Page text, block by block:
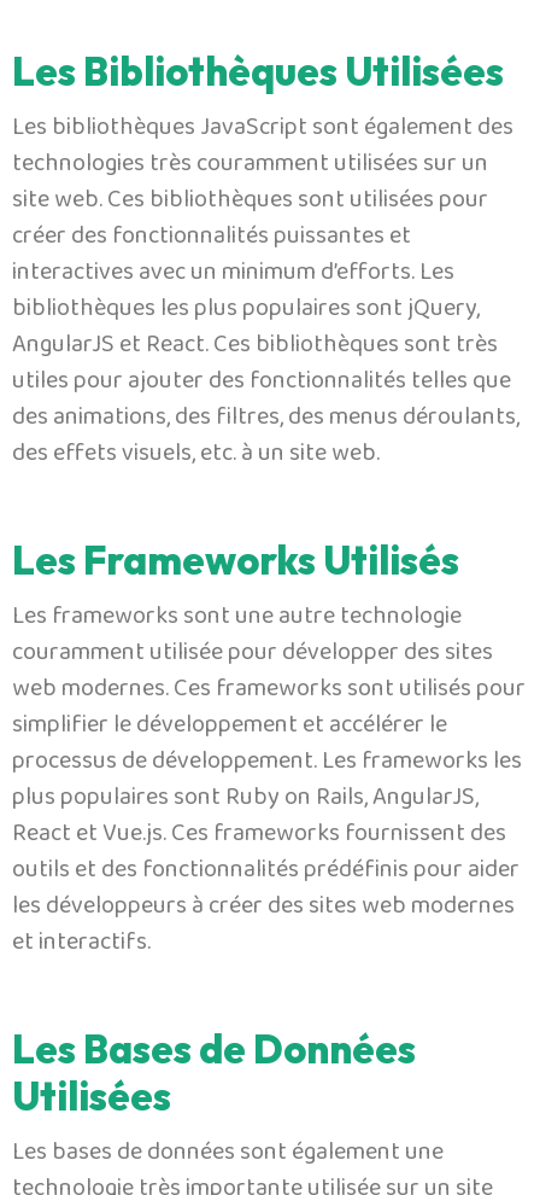
Les Bibliothèques Utilisées
Les bibliothèques JavaScript sont également des
technologies très couramment utilisées sur un
site web. Ces bibliothèques sont utilisées pour
créer des fonctionnalités puissantes et
interactives avec un minimum d’efforts. Les
bibliothèques les plus populaires sont jQuery,
AngularJS et React. Ces bibliothèques sont très
utiles pour ajouter des fonctionnalités telles que
des animations, des filtres, des menus déroulants,
des effets visuels, etc. à un site web.
Les Frameworks Utilisés
Les frameworks sont une autre technologie
couramment utilisée pour développer des sites
web modernes. Ces frameworks sont utilisés pour
simplifier le développement et accélérer le
processus de développement. Les frameworks les
plus populaires sont Ruby on Rails, AngularJS,
React et Vue.js. Ces frameworks fournissent des
outils et des fonctionnalités prédéfinis pour aider
les développeurs à créer des sites web modernes
et interactifs.
Les Bases de Données
Utilisées
Les bases de données sont également une